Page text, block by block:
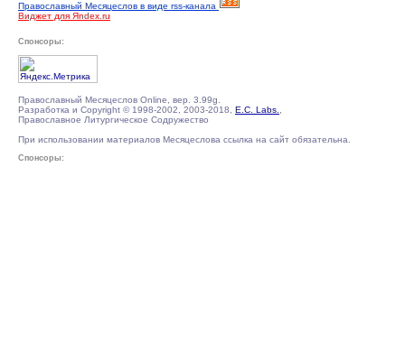
Православный Месяцеслов в виде rss-канала
Виджет для Яndex.ru
Спонсоры:
Православный Месяцеслов Online, вер. 3.99g.
Разработка и Copyright © 1998-2002, 2003-2018, E.C. Labs.
Православное Литургическое Содружество
При использовании материалов Месяцеслова ссылка на сайт обязательна.
Спонсоры: